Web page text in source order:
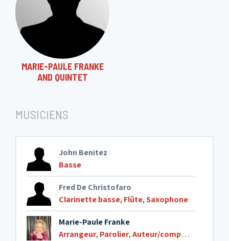
MARIE-PAULE FRANKE
AND QUINTET
MUSICIENS
John Benitez
Basse
Fred De Christofaro
Clarinette basse, Flûte,Saxophone
Marie-Paule Franke
Arrangeur, Parolier,Auteur/compositeur de chansons